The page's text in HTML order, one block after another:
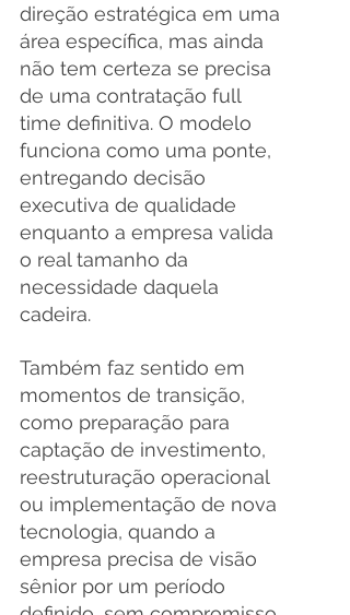
direção estratégica em uma
área específica, mas ainda
não tem certeza se precisa
de uma contratação full
time definitiva. O modelo
funciona como uma ponte,
entregando decisão
executiva de qualidade
enquanto a empresa valida
o real tamanho da
necessidade daquela
cadeira.
Também faz sentido em
momentos de transição,
como preparação para
captação de investimento,
reestruturação operacional
ou implementação de nova
tecnologia, quando a
empresa precisa de visão
sênior por um período